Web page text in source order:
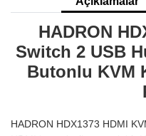
HADRON
Switch 2 USB
Butonlu KVM
HADRON HDX1373 HDMI